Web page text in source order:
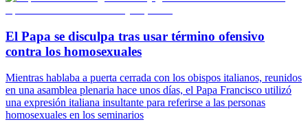
El Papa se disculpa tras usar término ofensivo
contra los homosexuales
Mientras hablaba a puerta cerrada con los obispos italianos, reunidos
en una asamblea plenaria hace unos días, el Papa Francisco utilizó
una expresión italiana insultante para referirse a las personas
homosexuales en los seminarios